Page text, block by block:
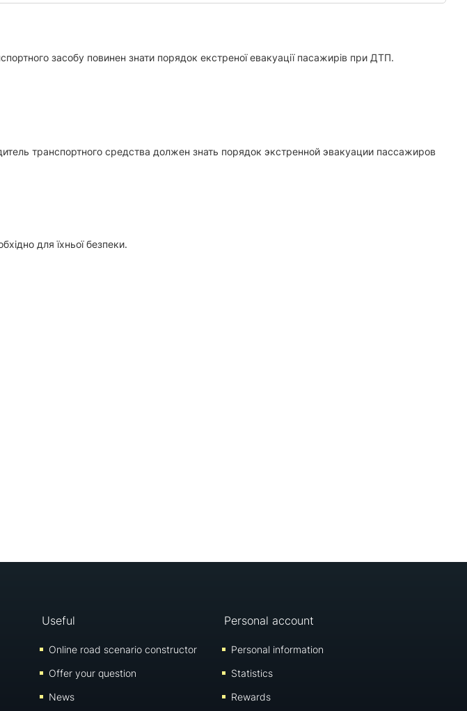
засобу повинен знати порядок екстреної евакуації пасажирів при ДТП.
транспортного средства должен знать порядок экстренной эвакуации пассажиров
для їхньої безпеки.
Useful
Online road scenario constructor
Offer your question
News
Personal account
Personal information
Statistics
Rewards